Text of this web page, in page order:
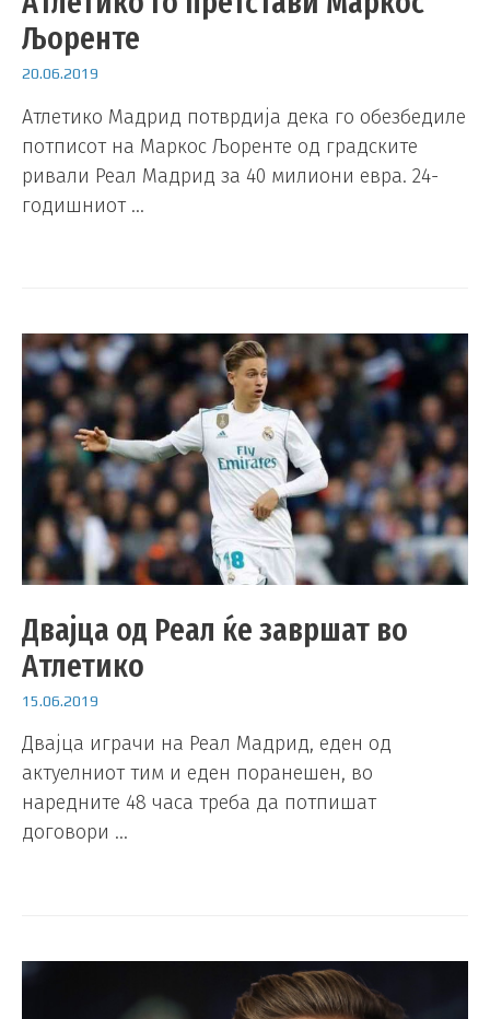
Љоренте
20.06.2019
Атлетико Мадрид потврдија дека го обезбедиле
потписот на Маркос Љоренте од градските
ривали Реал Мадрид за 40 милиони евра. 24-
годишниот …
Двајца од Реал ќе завршат во
Атлетико
15.06.2019
Двајца играчи на Реал Мадрид, еден од
актуелниот тим и еден поранешен, во
наредните 48 часа треба да потпишат
договори …